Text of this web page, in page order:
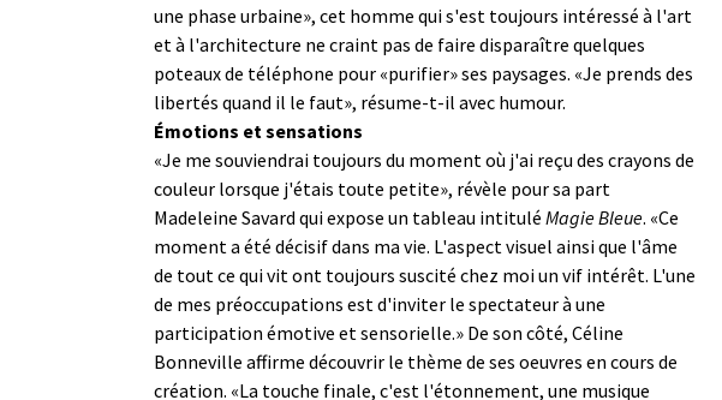
une phase urbaine», cet homme qui s'est toujours intéressé à l'art
et à l'architecture ne craint pas de faire disparaître quelques
poteaux de téléphone pour «purifier» ses paysages. «Je prends des
libertés quand il le faut», résume-t-il avec humour.
Émotions et sensations
«Je me souviendrai toujours du moment où j'ai reçu des crayons de
couleur lorsque j'étais toute petite», révèle pour sa part
Madeleine Savard qui expose un tableau intitulé Magie Bleue. «Ce
moment a été décisif dans ma vie. L'aspect visuel ainsi que l'âme
de tout ce qui vit ont toujours suscité chez moi un vif intérêt. L'une
de mes préoccupations est d'inviter le spectateur à une
participation émotive et sensorielle.» De son côté, Céline
Bonneville affirme découvrir le thème de ses oeuvres en cours de
création. «La touche finale, c'est l'étonnement, une musique